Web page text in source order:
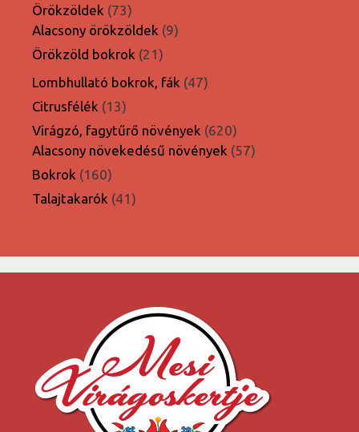
Örökzöldek 7373
termék
Alacsony örökzöldek 99
Örökzöld bokrok 2121
termék
Lombhullató bokrok, fák 4747
Citrusfélék 1313
termék
Virágzó, fagytűrő növények 620620
termék
Alacsony növekedésű növények 5757
Bokrok 160160
termék
Talajtakarók 4141